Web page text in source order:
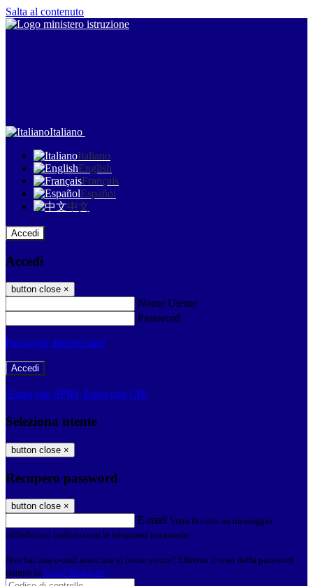
Salta al contenuto
Italiano
Italiano
English
Français
Español
中文
Accedi
Accedi
button close ×
Nome Utente
Password
Password dimenticata?
-
Entra con SPID Entra con CIE
Seleziona utente
button close ×
Recupero password
button close ×
E-mail Verrà inviato un messaggio
all'indirizzo indicato con le istruzioni necessarie.
Non hai una e-mail associata al nome utente? Effettua il reset della password
tramite la Login Spaggiari